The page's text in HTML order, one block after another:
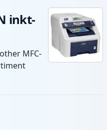
inkt-
MFC-
in .